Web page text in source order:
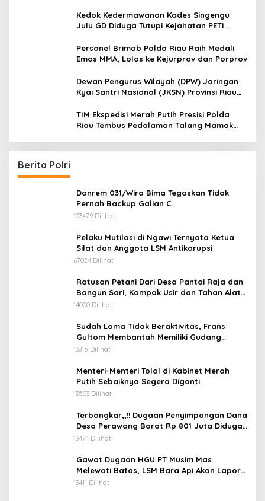
Jalan Tanjung Datuk
Kedok Kedermawanan Kades Singengu
Julu GD Diduga Tutupi Kejahatan PETI
Personel Brimob Polda Riau Raih Medali
Emas MMA, Lolos ke Kejurprov dan Porprov
Dewan Pengurus Wilayah (DPW) Jaringan
Kyai Santri Nasional (JKSN) Provinsi Riau
audiensi ke Badan Kesatuan Bangsa dan
Politik (Kesbangpol) Provinsi Riau
TIM Ekspedisi Merah Putih Presisi Polda
Riau Tembus Pedalaman Talang Mamak
Berita Polri
Danrem 031/Wira Bima Tegaskan Tidak
Pernah Backup Galian C
103479 Dilihat
Pelaku Mutilasi di Ngawi Ternyata Ketua
Silat dan Anggota LSM Antikorupsi
67024 Dilihat
Ratusan Petani Dari Desa Pantai Raja dan
Bangun Sari, Kompak Usir dan Tahan Alat
Berat Milik Hanafi Cs.
14000 Dilihat
Sudah Lama Tidak Beraktivitas, Frans
Gultom Membantah Memiliki Gudang
Penimbunan BBM
13815 Dilihat
Menteri-Menteri Tolol di Kabinet Merah
Putih Sebaiknya Segera Diganti
13503 Dilihat
Terbongkar,,!! Dugaan Penyimpangan Dana
Desa Perawang Barat Rp 801 Juta Diduga
Tidak Jelas Penggunaannya
13471 Dilihat
Gawat Dugaan HGU PT Musim Mas
Melewati Batas, LSM Bara Api Akan Lapor
ke APH dan Satgas PKH
13411 Dilihat